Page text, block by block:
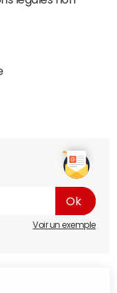
Voir un exemple